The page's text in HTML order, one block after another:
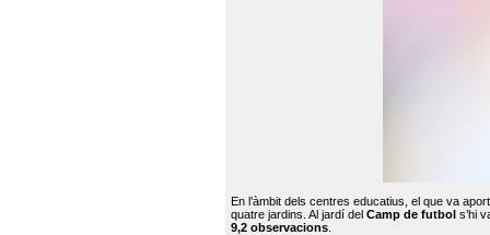
En l’àmbit dels centres educatius, el que va
quatre jardins. Al jardí del Camp de futbol s’hi
9,2 observacions